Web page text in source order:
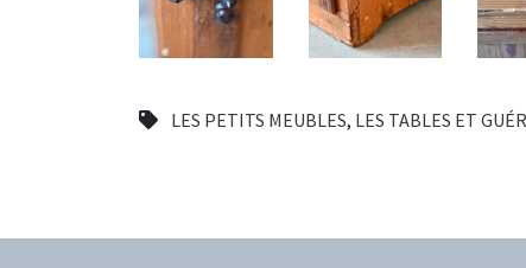
LES PETITS MEUBLES, LES TABLES ET